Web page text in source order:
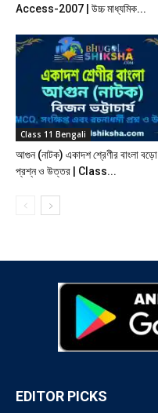
Access-2007 | উচ্চ মাধ্যমিক...
Class 11 Bengali
আগুন (নাটক) একাদশ শ্রেণীর বাংলা বড়ো
প্রশ্ন ও উত্তর | Class...
EDITOR PICKS